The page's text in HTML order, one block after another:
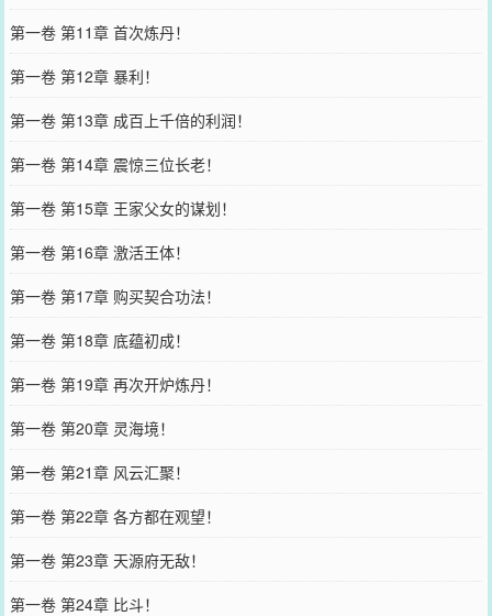
第一卷 第11章 首次炼丹！
第一卷 第12章 暴利！
第一卷 第13章 成百上千倍的利润！
第一卷 第14章 震惊三位长老！
第一卷 第15章 王家父女的谋划！
第一卷 第16章 激活王体！
第一卷 第17章 购买契合功法！
第一卷 第18章 底蕴初成！
第一卷 第19章 再次开炉炼丹！
第一卷 第20章 灵海境！
第一卷 第21章 风云汇聚！
第一卷 第22章 各方都在观望！
第一卷 第23章 天源府无敌！
第一卷 第24章 比斗！